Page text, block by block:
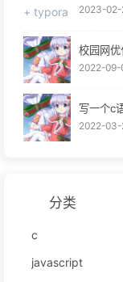
2023-02-
校园网
2022-09-
写一个c
2022-03-
分类
c
javascript